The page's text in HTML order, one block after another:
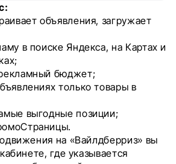
объявления, загружает
в поиске Яндекса, на Картах и
бюджет;
только товары в
выгодные позиции;
на «Вайлдберриз» вы
где указывается